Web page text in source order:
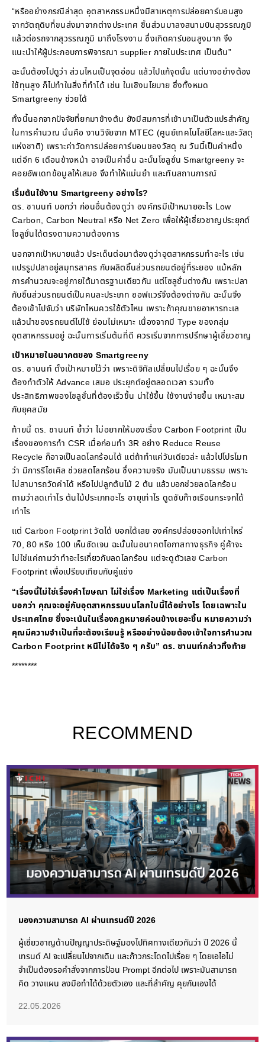
“หรืออย่างกรณีล่าสุด อุตสาหกรรมหนึ่งมีสาเหตุการปล่อยคาร์บอนสูง
จากวัตถุดิบที่ขนส่งมาจากต่างประเทศ ชิ้นส่วนมาลงสนามบินสุวรรณภูมิ
แล้วต่อรถจากสุวรรณภูมิ มาถึงโรงงาน ซึ่งเกิดคาร์บอนสูงมาก จึง
แนะนำให้ผู้ประกอบการพิจารณา supplier ภายในประเทศ เป็นต้น”
ฉะนั้นต้องไปดูว่า ส่วนไหนเป็นจุดอ่อน แล้วไปแก้จุดนั้น แต่บางอย่างต้อง
ใช้ทุนสูง ก็ไปทำในสิ่งที่ทำได้ เช่น ในเชิงนโยบาย ซึ่งทั้งหมด
Smartgreeny ช่วยได้
ทั้งนี้นอกจากปัจจัยที่ยกมาข้างต้น ยังมีสมการที่เข้ามาเป็นตัวแปรสำคัญ
ในการคำนวณ นั่นคือ งานวิจัยจาก MTEC (ศูนย์เทคโนโลยีโลหะและวัสดุ
แห่งชาติ) เพราะค่าวัดการปล่อยคาร์บอนของวัสดุ ณ วันนี้เป็นค่าหนึ่ง
แต่อีก 6 เดือนข้างหน้า อาจเป็นค่าอื่น ฉะนั้นโซลูชั่น Smartgreeny จะ
คอยอัพเดทข้อมูลให้เสมอ จึงทำให้แม่นยำ และทันสถานการณ์
เริ่มต้นใช้งาน Smartgreeny อย่างไร?
ดร. ชานนท์ บอกว่า ก่อนอื่นต้องดูว่า องค์กรมีเป้าหมายอะไร Low
Carbon, Carbon Neutral หรือ Net Zero เพื่อให้ผู้เชี่ยวชาญประยุกต์
โซลูชั่นได้ตรงตามความต้องการ
นอกจากเป้าหมายแล้ว ประเด็นต่อมาต้องดูว่าอุตสาหกรรมทำอะไร เช่น
แปรรูปปลาอยู่สมุทรสาคร กับผลิตชิ้นส่วนรถยนต์อยู่ที่ระยอง แม้หลัก
การคำนวณจะอยู่ภายใต้มาตรฐานเดียวกัน แต่โซลูชั่นต่างกัน เพราะปลา
กับชิ้นส่วนรถยนต์เป็นคนละประเภท ซอฟแวร์จึงต้องต่างกัน ฉะนั้นจึง
ต้องเข้าไปจับว่า บริษัทไหนควรใช้ตัวไหน เพราะถ้าคุณขายอาหารทะเล
แล้วนำของรถยนต์ไปใช้ ย่อมไม่เหมาะ เนื่องจากมี Type ของกลุ่ม
อุตสาหกรรมอยู่ ฉะนั้นการเริ่มต้นที่ดี ควรเริ่มจากการปรึกษาผู้เชี่ยวชาญ
เป้าหมายในอนาคตของ Smartgreeny
ดร. ชานนท์ ตั้งเป้าหมายไว้ว่า เพราะดิจิทัลเปลี่ยนไปเรื่อย ๆ ฉะนั้นจึง
ต้องทำตัวให้ Advance เสมอ ประยุกต์อยู่ตลอดเวลา รวมทั้ง
ประสิทธิภาพของโซลูชั่นที่ต้องเร็วขึ้น น่าใช้ขึ้น ใช้งานง่ายขึ้น เหมาะสม
กับยุคสมัย
ท้ายนี้ ดร. ชานนท์ ย้ำว่า ไม่อยากให้มองเรื่อง Carbon Footprint เป็น
เรื่องของการทำ CSR เมื่อก่อนทำ 3R อย่าง Reduce Reuse
Recycle ก็อาจเป็นลดโลกร้อนได้ แต่ถ้าทำแค่วันเดียวล่ะ แล้วไปโปรโมท
ว่า มีการรีไซเคิล ช่วยลดโลกร้อน ซึ่งความจริง มันเป็นนามธรรม เพราะ
ไม่สามารถวัดค่าได้ หรือไปปลูกต้นไม้ 2 ต้น แล้วบอกช่วยลดโลกร้อน
ถามว่าลดเท่าไร ต้นไม้ประเภทอะไร อายุเท่าไร ดูดซับก๊าซเรือนกระจกได้
เท่าไร
แต่ Carbon Footprint วัดได้ บอกได้เลย องค์กรปล่อยออกไปเท่าไหร่
70, 80 หรือ 100 เห็นชัดเจน ฉะนั้นในอนาคตโอกาสทางธุรกิจ คู่ค้าจะ
ไม่ใช่แค่ถามว่าทำอะไรเกี่ยวกับลดโลกร้อน แต่จะดูตัวเลข Carbon
Footprint เพื่อเปรียบเทียบกับคู่แข่ง
“เรื่องนี้ไม่ใช่เรื่องคำโฆษณา ไม่ใช่เรื่อง Marketing แต่เป็นเรื่องที่
บอกว่า คุณจะอยู่กับอุตสาหกรรมบนโลกใบนี้ได้อย่างไร โดยเฉพาะใน
ประเทศไทย ซึ่งจะเน้นในเรื่องกฎหมายค่อนข้างเยอะขึ้น หมายความว่า
คุณมีความจำเป็นที่จะต้องเรียนรู้ หรืออย่างน้อยต้องเข้าใจการคำนวณ
Carbon Footprint หนีไม่ได้จริง ๆ ครับ” ดร. ชานนท์กล่าวทิ้งท้าย
********
RECOMMEND
มองความสามารถ AI ผ่านเทรนด์ปี 2026
ผู้เชี่ยวชาญด้านปัญญาประดิษฐ์มองไปทิศทางเดียวกันว่า ปี 2026 นี้
เทรนด์ AI จะเปลี่ยนไปจากเดิม และก้าวกระโดดไปเรื่อย ๆ โดยเอไอไม่
จำเป็นต้องรอคำสั่งจากการป้อน Prompt อีกต่อไป เพราะมันสามารถ
คิด วางแผน ลงมือทำได้ด้วยตัวเอง และที่สำคัญ คุยกันเองได้
22.05.2026